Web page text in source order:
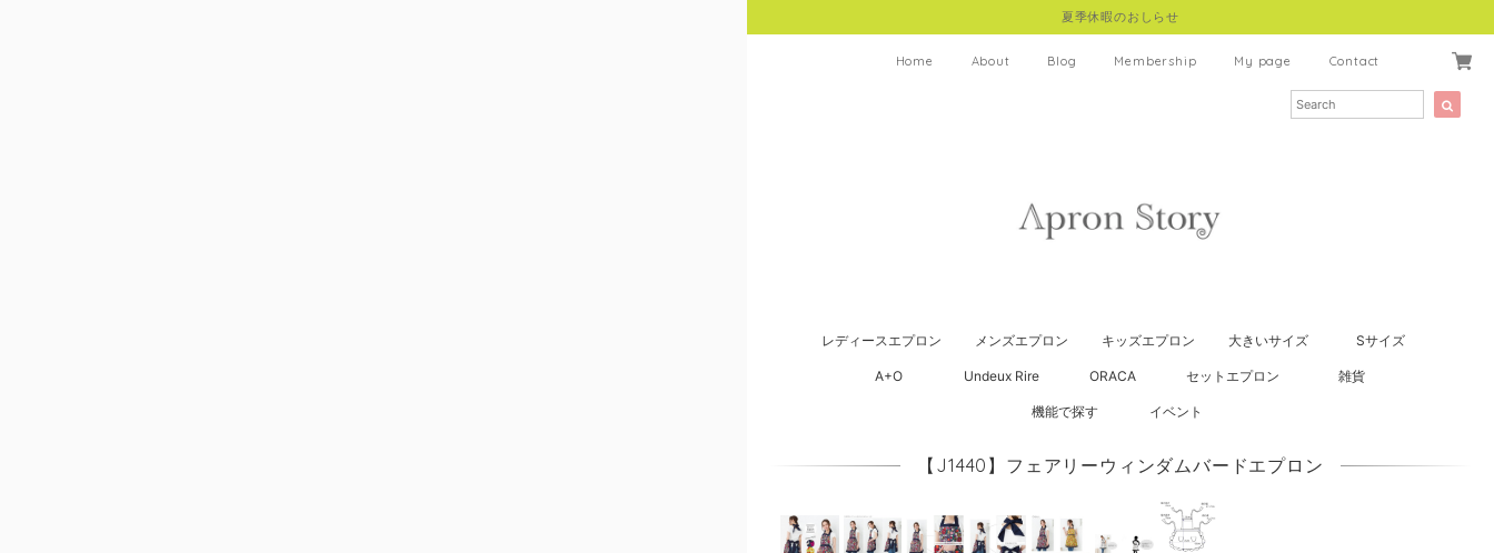
夏季休暇のおしらせ
Home About Blog Membership My page Contact
レディースエプロン メンズエプロン キッズエプロン 大きいサイズ Sサイズ
A+O Undeux Rire ORACA セットエプロン 雑貨
機能で探す イベント
【J1440】フェアリーウィンダムバードエプロン